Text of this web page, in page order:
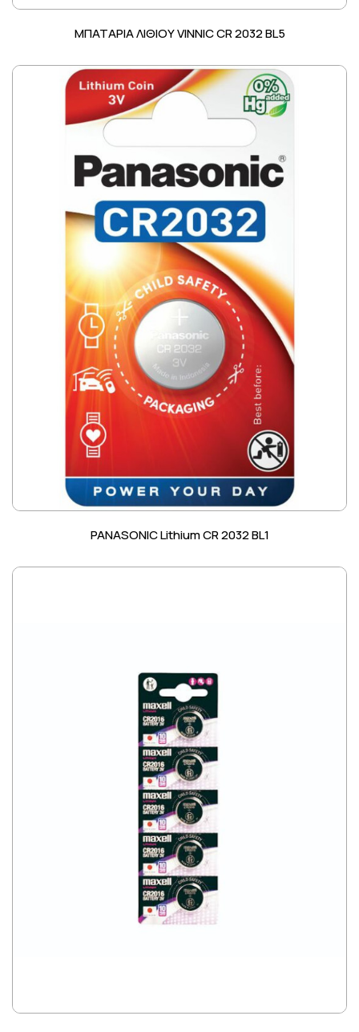
ΜΠΑΤΑΡΙΑ ΛΙΘΙΟΥ VINNIC CR 2032 BL5
PANASONIC Lithium CR 2032 BL1